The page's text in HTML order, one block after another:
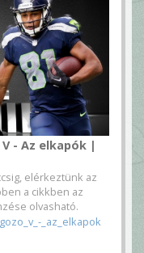
- Az elkapók |
elérkeztünk az
a cikkben az
olvasható.
_az_elkapok